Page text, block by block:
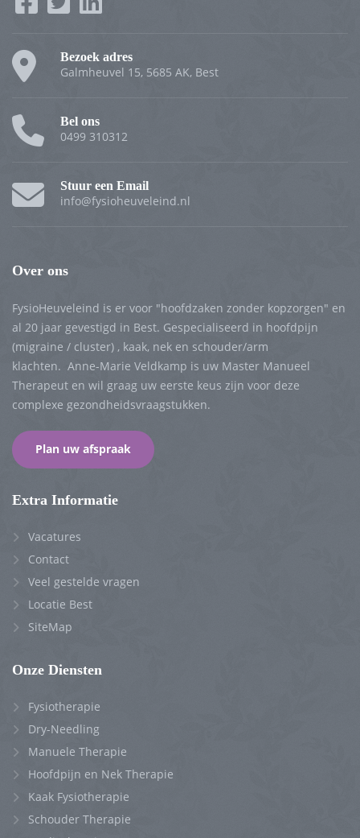
Bezoek adres
Galmheuvel 15, 5685 AK, Best
Bel ons
0499 310312
Stuur een Email
info@fysioheuveleind.nl
Over ons
FysioHeuveleind is er voor "hoofdzaken zonder kopzorgen" en
al 20 jaar gevestigd in Best. Gespecialiseerd in hoofdpijn
(migraine / cluster) , kaak, nek en schouder/arm
klachten. Anne-Marie Veldkamp is uw Master Manueel
Therapeut en wil graag uw eerste keus zijn voor deze
complexe gezondheidsvraagstukken.
Plan uw afspraak
Extra Informatie
Vacatures
Contact
Veel gestelde vragen
Locatie Best
SiteMap
Onze Diensten
Fysiotherapie
Dry-Needling
Manuele Therapie
Hoofdpijn en Nek Therapie
Kaak Fysiotherapie
Schouder Therapie